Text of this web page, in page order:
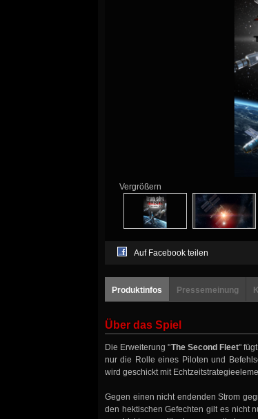
Vergrößern
Auf Facebook teilen
Produktinfos Pressemeinung
Über das Spiel
Die Erweiterung "The Second Fleet" fügt
nur die Rolle eines Piloten und
wird geschickt mit
Gegen einen nicht endenden Strom
den hektischen Gefechten gilt es nicht